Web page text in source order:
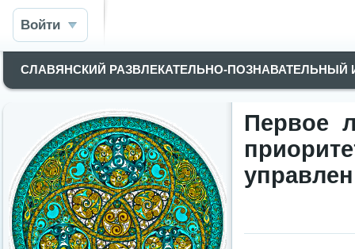
Войти
СЛАВЯНСКИЙ РАЗВЛЕКАТЕЛЬНО-
Первое